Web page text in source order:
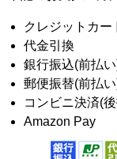
クレジットカー
代金引換
銀行振込(前払
郵便振替(前払
コンビニ決済(
Amazon Pay